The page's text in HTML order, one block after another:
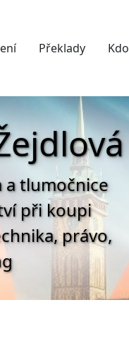
Překlady
tlumočnice
při koupi
právo,